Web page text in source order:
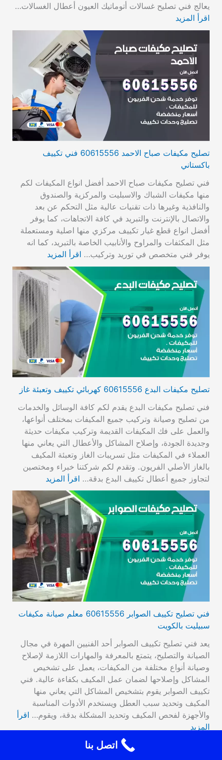
يعالج فني تصليح غسالات أتوماتيك العيون أعطال الغسالات…
اقرأ المزيد
تصليح مكيفات صباح الاحمد 60615556 فني تكييف
باكستاني
فني تصليح مكيفات صباح الاحمد أفضل انواع المكيفات لكم
منها مكيفات الشباك والاسبليت والمركزية والصندوق
والنافذية وغيرها ذات تقنيات عالية مثل التحكم عن بعد
والاتصال بالإنترنت والتبريد في كافة الاتجاهات، كما يوفر
أفضل انواع قطع غيار تكييف مركزي منها اصلية ومستعملة
مثل المكثفات والمراوح والأنابيب الخاصة بالتبريد، كما انه
يوفر فني متخصص في توريد وتركيب… اقرأ المزيد
تصليح مكيفات البدع 60615556 كهربائي تكييف وتعبئة غاز
فني تصليح مكيفات البدع يقدم لكم كافة الوسائل والخدمات
من تصليح وصيانة وتركيب جميع المكيفات بمختلف أنواعها،
والعمل على فك المكيفات القديمة وتركيب مكيفات حديثة
وجديدة الجودة، وإصلاح المشاكل والأعطال التي يعاني منها
العملاء في المكيفات مثل تسريبات الغاز وتعبئة المكيف
بالغاز الأصلي الفريون. وتقدم لكم شركتنا خبراء ومختصين
لتجاوز جميع أعطال تكييف البدع بدقة… اقرأ المزيد
فني تصليح تكييف الصوابر 60615556 معلم صيانة مكيفات
سبيليت بالكويت
يعد فني تصليح تكييف الصوابر أحد الفنيين المهرة في مجال
الصيانة والتصليح، يتمتع بالمعرفة والمهارات اللازمة لإصلاح
وصيانة أنواع مختلفة من المكيفات، يعمل على تشخيص
المشاكل وإصلاحها لضمان عمل المكيف بكفاءة عالية. فني
تكييف الصوابر يقوم بتشخيص المشاكل التي يعاني منها
المكيف وتحديد سبب العطل ويستخدم الأدوات المناسبة
والأجهزة لفحص المكيف وتحديد المشكلة بدقة، ويقوم… اقرأ
المزيد
اتصل بنا